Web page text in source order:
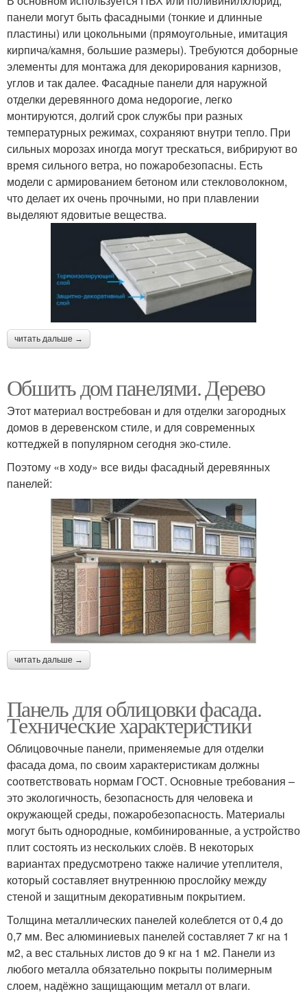
Внутренняя отделка Внешняя отделка
Панельная отделка Композитные панели
Требования к отделке
Панели от
производителя
Панели из
полипропилена
Стеновые панели
Плиты для наружной
отделки
Материалы для
наружной отделки
Фиброцементные
панели
Внешний отделка
Плитка для наружной
отделки
Хаус для отделки
панели могут быть фасадными (тонкие и длинные
пластины) или цокольными (прямоугольные, имитация
кирпича/камня, большие размеры). Требуются доборные
элементы для монтажа для декорирования карнизов,
углов и так далее. Фасадные панели для наружной
отделки деревянного дома недорогие, легко
монтируются, долгий срок службы при разных
температурных режимах, сохраняют внутри тепло. При
сильных морозах иногда могут трескаться, вибрируют во
время сильного ветра, но пожаробезопасны. Есть
модели с армированием бетоном или стекловолокном,
что делает их очень прочными, но при плавлении
выделяют ядовитые вещества.
читать дальше →
Обшить дом панелями. Дерево
Этот материал востребован и для отделки загородных
домов в деревенском стиле, и для современных
коттеджей в популярном сегодня эко-стиле.
Поэтому «в ходу» все виды фасадный деревянных
панелей:
читать дальше →
Панель для облицовки фасада.
Технические характеристики
Облицовочные панели, применяемые для отделки
фасада дома, по своим характеристикам должны
соответствовать нормам ГОСТ. Основные требования –
это экологичность, безопасность для человека и
окружающей среды, пожаробезопасность. Материалы
могут быть однородные, комбинированные, а устройство
плит состоять из нескольких слоёв. В некоторых
вариантах предусмотрено также наличие утеплителя,
который составляет внутреннюю прослойку между
стеной и защитным декоративным покрытием.
Толщина металлических панелей колеблется от 0,4 до
0,7 мм. Вес алюминиевых панелей составляет 7 кг на 1
м2, а вес стальных листов до 9 кг на 1 м2. Панели из
любого металла обязательно покрыты полимерным
слоем, надёжно защищающим металл от влаги.